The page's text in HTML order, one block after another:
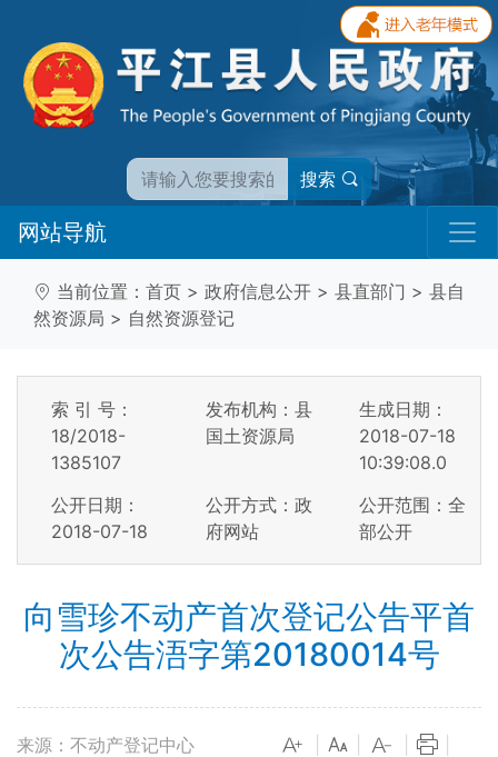
搜索
网站导航
当前位置： 首页 > 政府信息公开 > 县直部门 > 县自
然资源局 > 自然资源登记
索 引 号：
18/2018-
1385107
发布机构：县
国土资源局
生成日期：
2018-07-18
10:39:08.0
公开日期：
2018-07-18
公开方式：政
府网站
公开范围：全
部公开
向雪珍不动产首次登记公告平首
次公告浯字第20180014号
来源：不动产登记中心